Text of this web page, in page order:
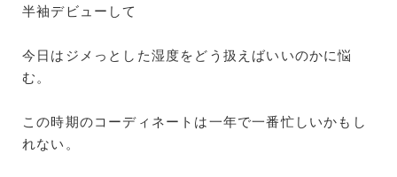
半袖デビューして
今日はジメっとした湿度をどう扱えばいいのかに悩
む。
この時期のコーディネートは一年で一番忙しいかもし
れない。